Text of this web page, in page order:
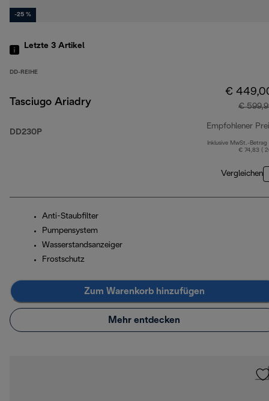
-25 %
Letzte 3 Artikel
DD-REIHE
Tasciugo Ariadry
DD230P
€
€
Empfohlener
Inklusive MwSt.-Betrag
€ 74,83 (
Vergleichen
Anti-Staubfilter
Pumpensystem
Wasserstandsanzeiger
Frostschutz
Zum Warenkorb hinzufügen
Mehr entdecken